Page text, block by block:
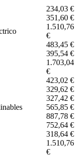
234,03 €
351,60 €
1.510,76
€
483,45 €
395,54 €
1.703,04
€
423,02 €
329,62 €
327,42 €
565,85 €
887,78 €
752,64 €
318,64 €
1.510,76
€